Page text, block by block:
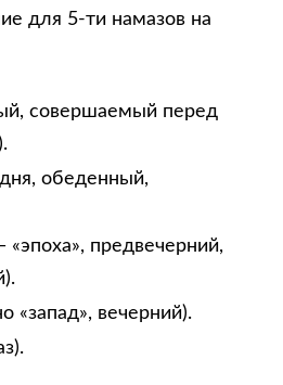
для 5-ти намазов на
совершаемый перед
обеденный,
предвечерний,
«запад», вечерний).